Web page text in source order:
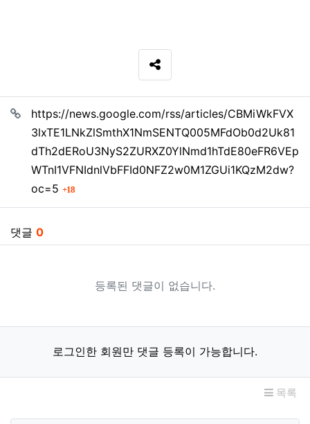
SNS 공유
관련자료
https://news.google.com/rss/articles/CBMiWkFVX
3lxTE1LNkZlSmthX1NmSENTQ005MFdOb0d2Uk81
dTh2dERoU3NyS2ZURXZ0YlNmd1hTdE80eFR6VEp
WTnI1VFNIdnlVbFFId0NFZ2w0M1ZGUi1KQzM2dw?
oc=5
18회 연결
댓글 0
등록된 댓글이 없습니다.
로그인한 회원만 댓글 등록이 가능합니다.
목록